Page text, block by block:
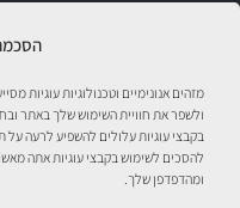
מזהים אנונימיים וטכנולוגיות עוגיות
ולשפר את חוויית השימוש שלך באתר
בקבצי עוגיות עלולים להשפיע לרעה
להסכים לשימוש בקבצי עוגיות אתה
ומהדפדפן שלך.